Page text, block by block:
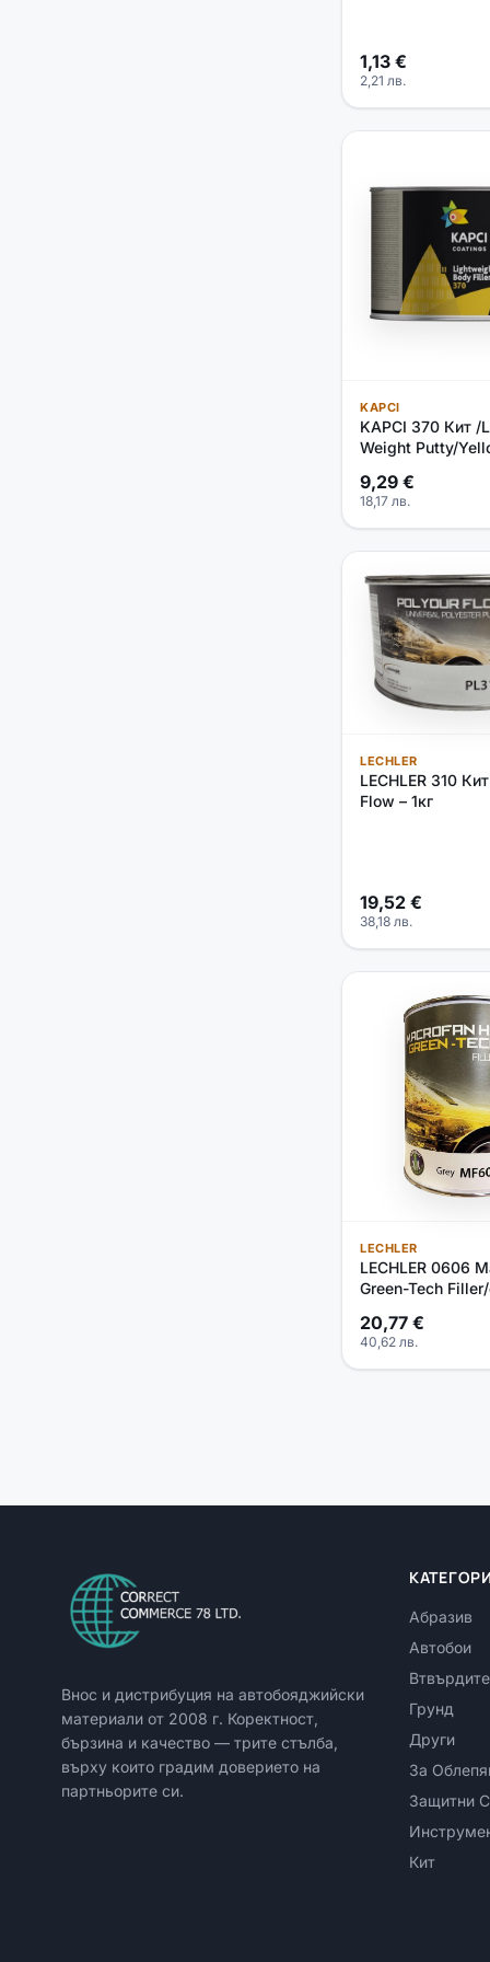
1,13 €
2,21 лв.
KAPCI
KAPCI 370 Кит /
Weight Putty/
9,29 €
18,17 лв.
LECHLER
LECHLER 310
Flow – 1кг
19,52 €
38,18 лв.
LECHLER
LECHLER 0606
Green-Tech
20,77 €
40,62 лв.
Внос и дистрибуция на автобояджийски
материали от 2008 г. Коректност,
бързина и качество — трите стълба,
върху които градим доверието на
партньорите си.
Абразив
Автобои
Грунд
Други
За
Защитни
Кит